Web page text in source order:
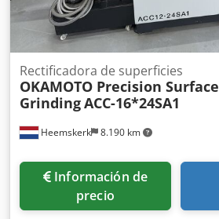
Heemskerk 8.190 km
Rectificadora de superficies
OKAMOTO Precision Surface
GrindingACC-16*24SA1
Información de
precio